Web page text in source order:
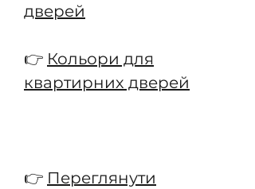
дверей
👉 Кольори для
квартирних дверей
👉 Переглянути